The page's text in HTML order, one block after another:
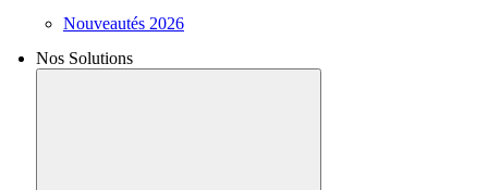
Nouveautés 2026
Nos Solutions